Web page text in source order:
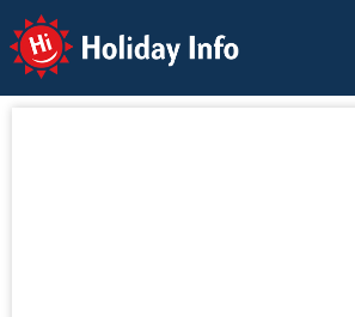
Holiday Info